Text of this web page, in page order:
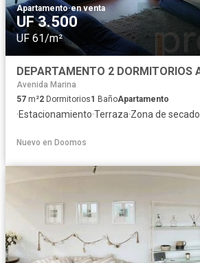
Apartamento·en venta
UF 3.500
UF 61/m²
Avenida Marina
57 m²2 Dormitorios1 BañoApartamento
·Estacionamiento·Terraza·Zona de secado
Nuevo en Doomos